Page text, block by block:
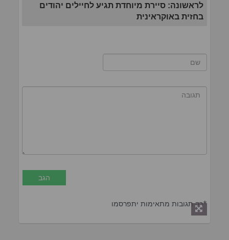
לראשונה: סיירת מיוחדת תגיע לחיילים יהודים
בחזית באוקראינית
*רק תגובות מתאימות יתפרסמו